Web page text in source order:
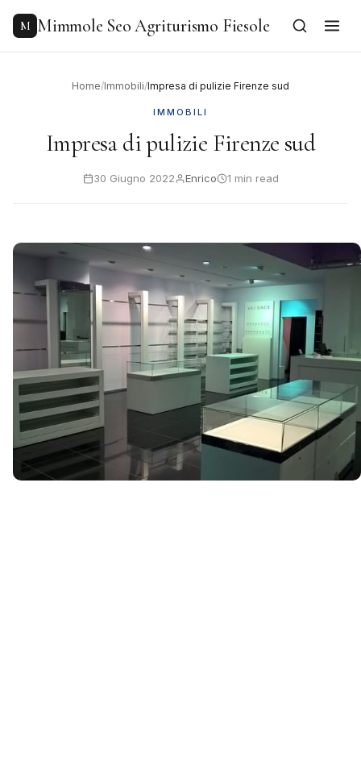
content
M Mimmole Seo Agriturismo Fiesole
Home/Immobili/Impresa di pulizie Firenze sud
IMMOBILI
Impresa di pulizie Firenze sud
30 Giugno 2022 Enrico 1 min read